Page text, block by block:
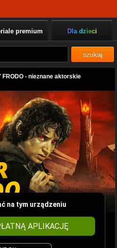
premium Dla dzieci
szukaj
FRODO - nieznane aktorskie
na tym urządzeniu
APLIKACJĘ